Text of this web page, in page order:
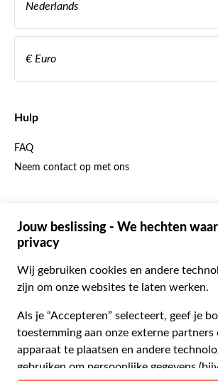
Word een Leverancier
Become a Distribution Partner
Nederlands
Italiaans
Frans
Spaans
Portugees
Nederlands
€ Euro
د.إ Verenigde Arabische Emiraten-dirham
ARS Argentijnse peso
.د.ب Bahreinse dinar
R$ Braziliaanse real
CLP$ Chileense peso
¥ Chinese yuan
COL$ Colombiaanse peso
₡ Costa Ricaanse colon
Hulp
FAQ
Neem contact op met ons
VAT IT07978000961 - Vergunning
Online Reisbureau nº 170695